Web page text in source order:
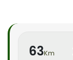
63Km